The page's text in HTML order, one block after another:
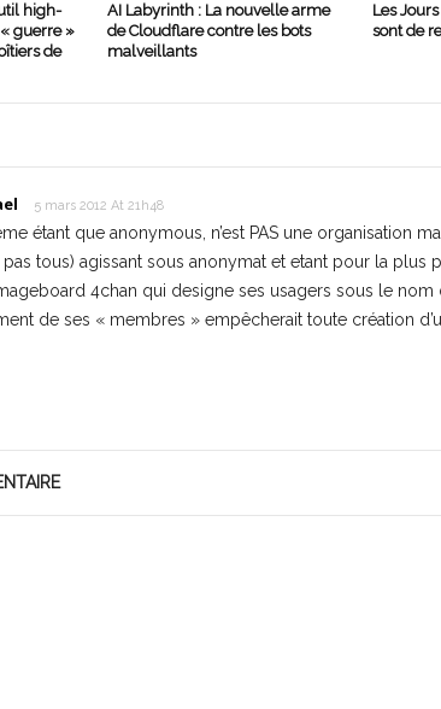
high-
guerre »
de
AI Labyrinth : La nouvelle arme
de Cloudflare contre les bots
malveillants
Les
sont de
5 mars 2012 At 21h48
étant que anonymous, n’est PAS une organisation
pas tous) agissant sous anonymat et etant pour la plus
4chan qui designe ses usagers sous le nom
de ses « membres » empêcherait toute création